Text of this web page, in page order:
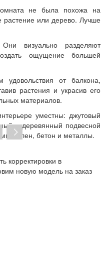
не была похожа на
растение или дерево. Лучше
визуально разделяют
ощущение большей
от балкона,
растения и украсив его
материалов.
уместны: джутовый
и деревянный подвесной
лен, бетон и металлы.
в
новую модель на заказ